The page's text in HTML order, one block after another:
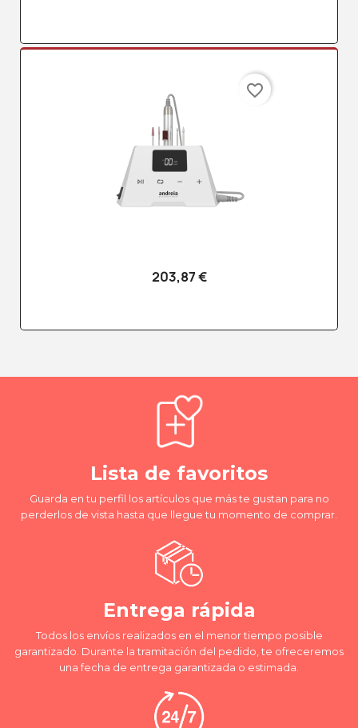
203,87 €
favorite_border
Lista de favoritos
Guarda en tu perfil los artículos que más te gustan para no
perderlos de vista hasta que llegue tu momento de comprar.
Entrega rápida
Todos los envíos realizados en el menor tiempo posible
garantizado. Durante la tramitación del pedido, te ofreceremos
una fecha de entrega garantizada o estimada.